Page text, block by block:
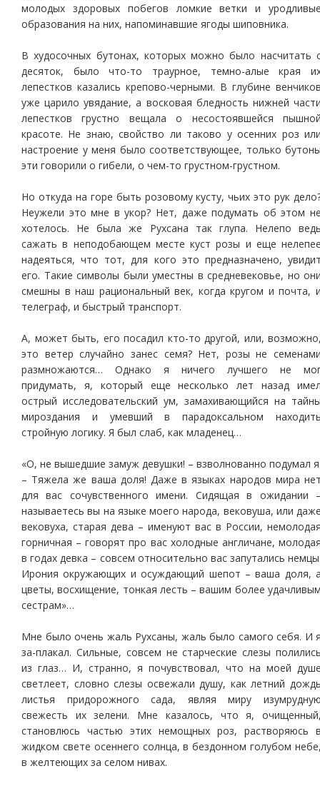
молодых здоровых побегов ломкие ветки и
образования на них, напоминавшие ягоды шиповника.
В худосочных бутонах, которых можно было насчитать
десяток, было что-то траурное, темно-алые края
лепестков казались крепово-черными. В глубине
уже царило увядание, а восковая бледность нижней
лепестков грустно вещала о несостоявшейся
красоте. Не знаю, свойство ли таково у осенних роз
настроение у меня было соответствующее, только
эти говорили о гибели, о чем-то грустном-грустном.
Но откуда на горе быть розовому кусту, чьих это рук
Неужели это мне в укор? Нет, даже подумать об этом
хотелось. Не была же Рухсана так глупа. Нелепо
сажать в неподобающем месте куст розы и еще
надеяться, что тот, для кого это предназначено,
его. Такие символы были уместны в средневековье, но
смешны в наш рациональный век, когда кругом и почта,
телеграф, и быстрый транспорт.
А, может быть, его посадил кто-то другой, или,
это ветер случайно занес семя? Нет, розы не
размножаются… Однако я ничего лучшего не
придумать, я, который еще несколько лет назад
острый исследовательский ум, замахивающийся на
мироздания и умевший в парадоксальном
стройную логику. Я был слаб, как младенец…
«О, не вышедшие замуж девушки! – взволнованно подумал
– Тяжела же ваша доля! Даже в языках народов мира
для вас сочувственного имени. Сидящая в ожидании
называетесь вы на языке моего народа, вековуша, или
вековуха, старая дева – именуют вас в России,
горничная – говорят про вас холодные англичане,
в годах девка – совсем относительно вас запутались
Ирония окружающих и осуждающий шепот – ваша доля,
цветы, восхищение, тонкая лесть – вашим более
сестрам»…
Мне было очень жаль Рухсаны, жаль было самого себя. И
за-плакал. Сильные, совсем не старческие слезы
из глаз… И, странно, я почувствовал, что на моей
светлеет, словно слезы освежали душу, как летний
листья придорожного сада, являя миру
свежесть их зелени. Мне казалось, что я,
становлюсь частью этих немощных роз, растворяюсь
жидком свете осеннего солнца, в бездонном голубом
в желтеющих за селом нивах.